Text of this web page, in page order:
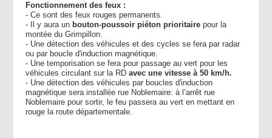
Fonctionnement des feux :
- Ce sont des feux rouges permanents.
- Il y aura un bouton-poussoir piéton prioritaire pour la
montée du Grimpillon.
- Une détection des véhicules et des cycles se fera par radar
ou par boucle d'induction magnétique.
- Une temporisation se fera pour passage au vert pour les
véhicules circulant sur la RD avec une vitesse à 50 km/h.
- Une détection des véhicules par boucles d'induction
magnétique sera installée rue Noblemaire: à l’arrêt rue
Noblemaire pour sortir, le feu passera au vert en mettant en
rouge la route départementale.